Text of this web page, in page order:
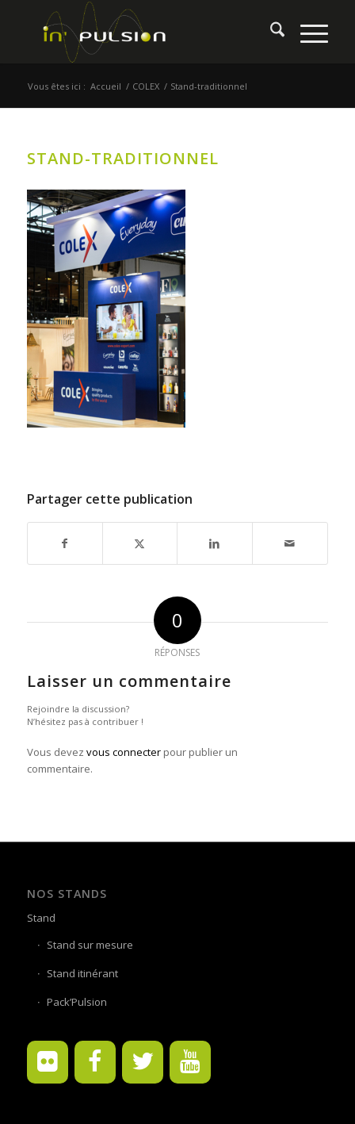
Vous êtes ici : Accueil / COLEX / Stand-traditionnel
STAND-TRADITIONNEL
Partager cette publication
0
RÉPONSES
Laisser un commentaire
Rejoindre la discussion?
N’hésitez pas à contribuer !
Vous devez vous connecterpour publier un
commentaire.
NOS STANDS
Stand
Stand sur mesure
Stand itinérant
Pack’Pulsion